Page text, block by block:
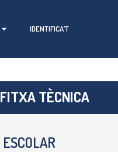
IDENTIFICA’T
FITXA TÈCNICA
ESCOLAR